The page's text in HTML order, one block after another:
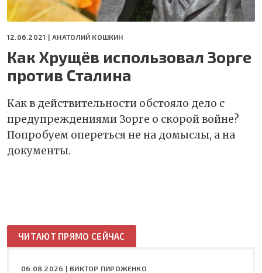
12.06.2021 |АНАТОЛИЙ КОШКИН
Как Хрущёв использовал Зорге
против Сталина
Как в действительности обстояло дело с
предупреждениями Зорге о скорой войне?
Попробуем опереться не на домыслы, а на
документы.
ЧИТАЮТ ПРЯМО СЕЙЧАС
06.08.2026 | ВИКТОР ПИРОЖЕНКО